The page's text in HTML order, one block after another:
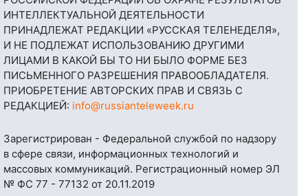
ИНТЕЛЛЕКТУАЛЬНОЙ ДЕЯТЕЛЬНОСТИ
ПРИНАДЛЕЖАТ РЕДАКЦИИ «РУССКАЯ ТЕЛЕНЕДЕЛЯ»,
И НЕ ПОДЛЕЖАТ ИСПОЛЬЗОВАНИЮ ДРУГИМИ
ЛИЦАМИ В КАКОЙ БЫ ТО НИ БЫЛО ФОРМЕ БЕЗ
ПИСЬМЕННОГО РАЗРЕШЕНИЯ ПРАВООБЛАДАТЕЛЯ.
ПРИОБРЕТЕНИЕ АВТОРСКИХ ПРАВ И СВЯЗЬ С
РЕДАКЦИЕЙ: info@russianteleweek.ru
Зарегистрирован - Федеральной службой по надзору
в сфере связи, информационных технологий и
массовых коммуникаций. Регистрационный номер ЭЛ
№ ФС 77 - 77132 от 20.11.2019